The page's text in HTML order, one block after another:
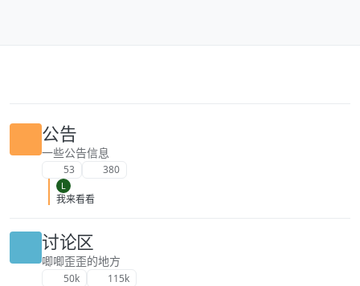
公告
一些公告信息
53 380
L
我来看看
讨论区
唧唧歪歪的地方
50k 115k